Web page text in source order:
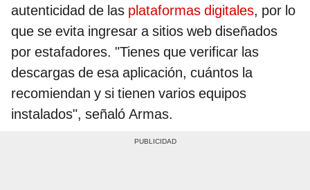
autenticidad de las plataformas digitales, por lo
que se evita ingresar a sitios web diseñados
por estafadores. "Tienes que verificar las
descargas de esa aplicación, cuántos la
recomiendan y si tienen varios equipos
instalados", señaló Armas.